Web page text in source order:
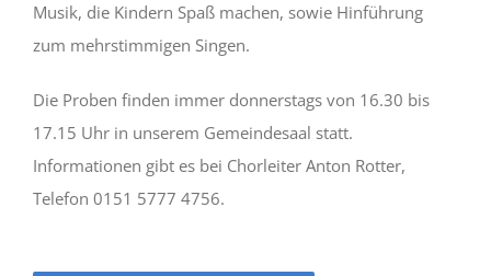
Musik, die Kindern Spaß machen, sowie Hinführung
zum mehrstimmigen Singen.
Die Proben finden immer donnerstags von 16.30 bis
17.15 Uhr in unserem Gemeindesaal statt.
Informationen gibt es bei Chorleiter Anton Rotter,
Telefon 0151 5777 4756.